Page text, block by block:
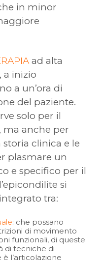
in minor
ad alta
a inizio
a un’ora di
del paziente.
solo per il
anche per
storia clinica e le
plasmare un
e specifico per il
si
tra:
: che possano
di movimento
funzionali, di queste
di tecniche di
l’articolazione